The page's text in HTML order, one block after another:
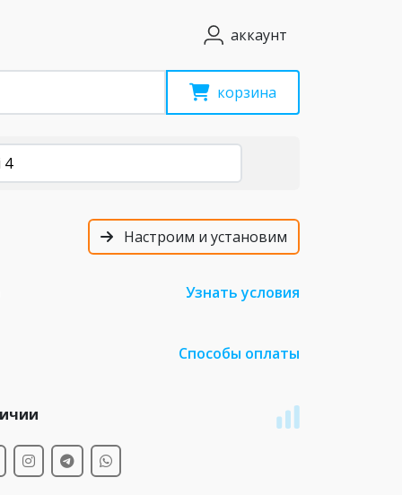
аккаунт
корзина
4
Настроим и установим
Узнать условия
Способы оплаты